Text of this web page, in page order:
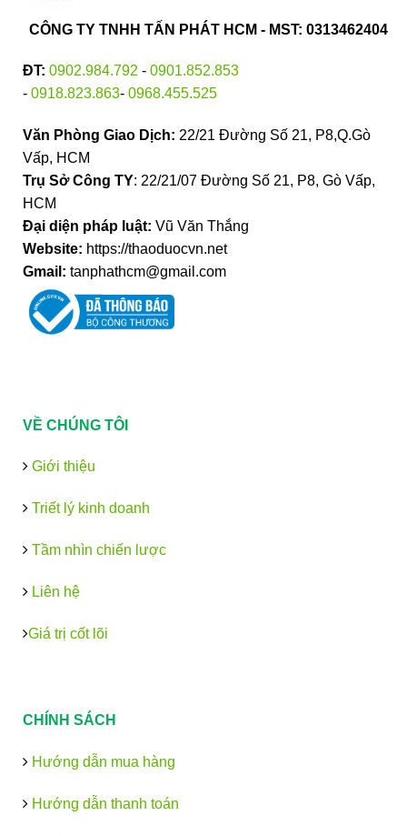
CÔNG TY TNHH TẤN PHÁT HCM - MST: 0313462404
ĐT: 0902.984.792 - 0901.852.853
- 0918.823.863- 0968.455.525
Văn Phòng Giao Dịch: 22/21 Đường Số 21, P8,Q.Gò
Vấp, HCM
Trụ Sở Công TY: 22/21/07 Đường Số 21, P8, Gò Vấp,
HCM
Đại diện pháp luật: Vũ Văn Thắng
Website: https://thaoduocvn.net
Gmail: tanphathcm@gmail.com
VỀ CHÚNG TÔI
Giới thiệu
Triết lý kinh doanh
Tầm nhìn chiến lược
Liên hệ
Giá trị cốt lõi
CHÍNH SÁCH
Hướng dẫn mua hàng
Hướng dẫn thanh toán